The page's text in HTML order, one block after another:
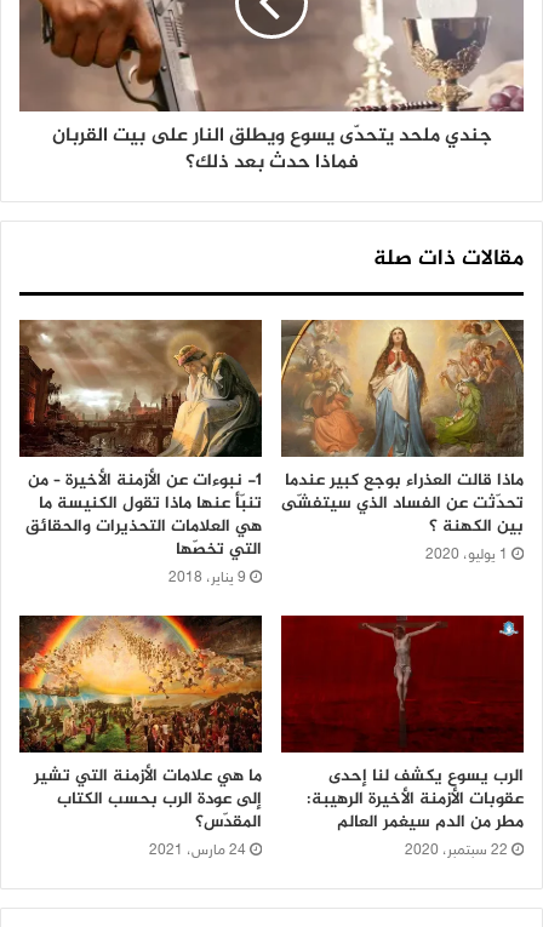
جندي ملحد يتحدّى يسوع ويطلق النار على بيت القربان
فماذا حدث بعد ذلك؟
مقالات ذات صلة
ماذا قالت العذراء بوجع كبير عندما
تحدّثت عن الفساد الذي سيتفشّى
بين الكهنة ؟
1 يوليو، 2020
1- نبوءات عن الأزمنة الأخيرة – من
تنبّأ عنها ماذا تقول الكنيسة ما
هي العلامات التحذيرات والحقائق
التي تخصّها
9 يناير، 2018
الرب يسوع يكشف لنا إحدى
عقوبات الأزمنة الأخيرة الرهيبة:
مطر من الدم سيغمر العالم
22 سبتمبر، 2020
ما هي علامات الأزمنة التي تشير
إلى عودة الرب بحسب الكتاب
المقدّس؟
24 مارس، 2021